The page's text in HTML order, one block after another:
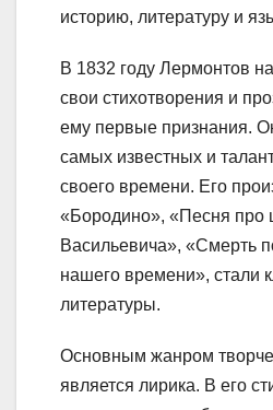
историю, литературу и
В 1832 году Лермонтов
свои стихотворения и
ему первые признания.
самых известных и
своего времени. Его
«Бородино», «Песня про
Васильевича», «Смерть
нашего времени», стали
литературы.
Основным жанром
является лирика. В его